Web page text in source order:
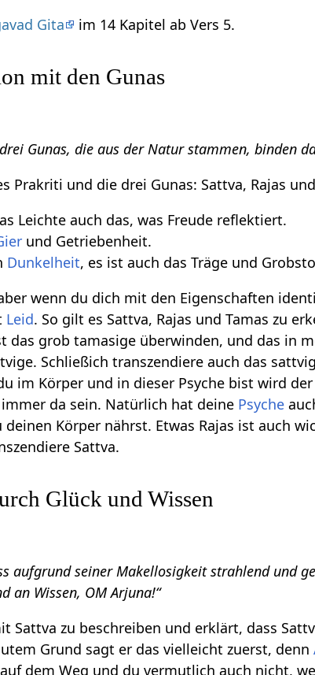
Gita im 14 Kapitel ab Vers 5.
mit den Gunas
Gunas, die aus der Natur stammen, binden
Prakriti und die drei Gunas: Sattva, Rajas
Leichte auch das, was Freude reflektiert.
und Getriebenheit.
Dunkelheit, es ist auch das Träge und
wenn du dich mit den Eigenschaften
Leid. So gilt es Sattva, Rajas und Tamas zu
das grob tamasige überwinden, und das in
Schließich transzendiere auch das
im Körper und in dieser Psyche bist wird der
da sein. Natürlich hat deine Psyche
Körper nährst. Etwas Rajas ist auch
Sattva.
Glück und Wissen
aufgrund seiner Makellosigkeit strahlend und
an Wissen, OM Arjuna!“
Sattva zu beschreiben und erklärt, dass
Grund sagt er das vielleicht zuerst, denn
dem Weg und du vermutlich auch nicht,